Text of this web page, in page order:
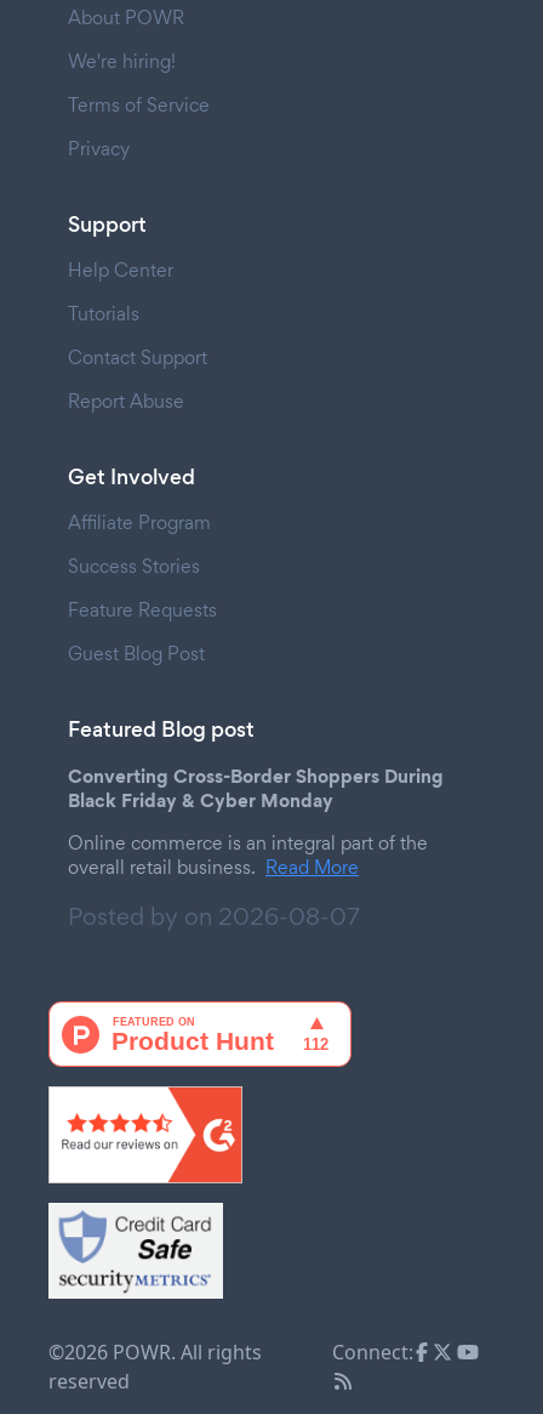
About POWR
We're hiring!
Terms of Service
Privacy
Support
Help Center
Tutorials
Contact Support
Report Abuse
Get Involved
Affiliate Program
Success Stories
Feature Requests
Guest Blog Post
Featured Blog post
Converting Cross-Border Shoppers During
Black Friday & Cyber Monday
Online commerce is an integral part of the
overall retail business. Read More
Posted by on 2026-08-07
©2026 POWR. All rights
reserved
Connect: